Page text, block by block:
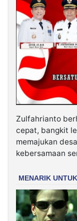
Zulfahrianto
cepat, bangkit
memajukan
kebersamaan